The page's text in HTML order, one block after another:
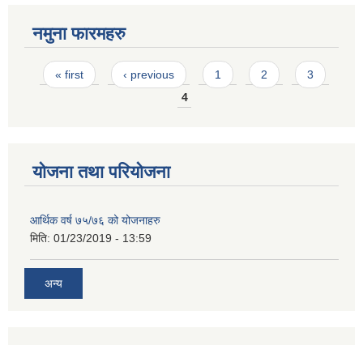
नमुना फारमहरु
Pages
« first ‹ previous 1 2
3
4
योजना तथा परियोजना
आर्थिक वर्ष ७५/७६ को योजनाहरु
मिति: 01/23/2019 - 13:59
अन्य